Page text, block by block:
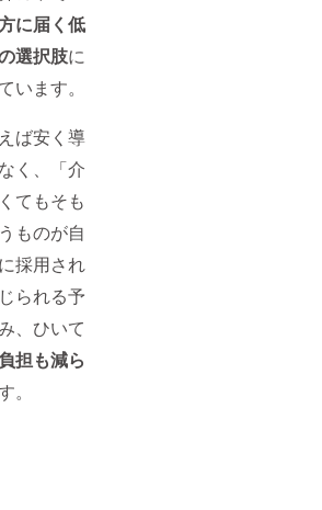
に届く低
選択肢に
います。
ば安く導
く、「介
てもそも
ものが自
採用され
られる予
、ひいて
担も減ら
。